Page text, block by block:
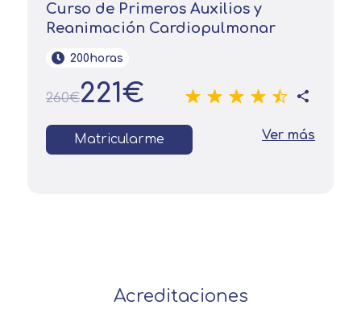
Curso de Primeros Auxilios y
Reanimación Cardiopulmonar
200horas
260€221€
Matricularme Ver más
Acreditaciones